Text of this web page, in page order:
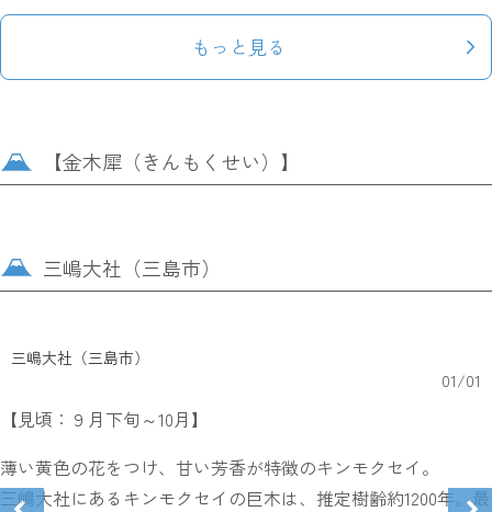
もっと見る
【金木犀（きんもくせい）】
三嶋大社（三島市）
三嶋大社（三島市）
01/01
【見頃：９月下旬～10月】
薄い黄色の花をつけ、甘い芳香が特徴のキンモクセイ。
三嶋大社にあるキンモクセイの巨木は、推定樹齢約1200年。最